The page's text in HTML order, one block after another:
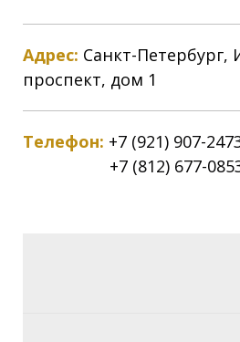
Адрес: Санкт-Петербург,
проспект, дом 1
Телефон: +7 (921) 907-
+7 (812) 677-